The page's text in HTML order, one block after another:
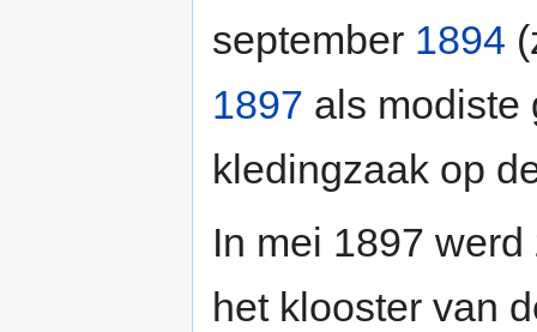
september 1894
1897 als modiste
kledingzaak op
In mei 1897
het klooster van